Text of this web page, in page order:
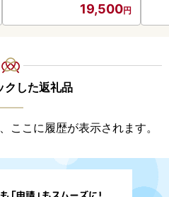
19,500
クした返礼品
ここに履歴が表示されます。